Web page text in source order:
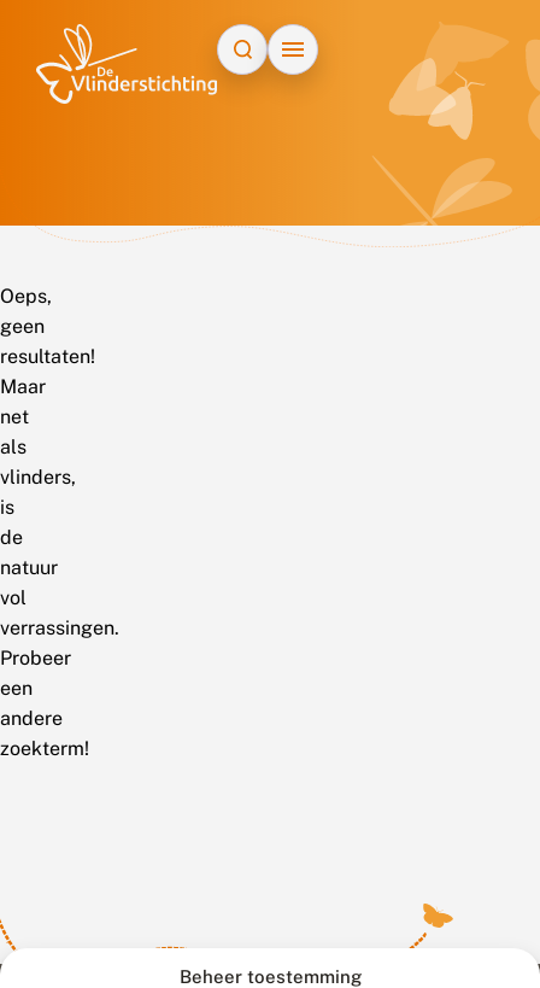
Beheer toestemming
Oeps,
geen
resultaten!
Maar
net
als
vlinders,
is
de
natuur
vol
verrassingen.
Probeer
een
andere
zoekterm!